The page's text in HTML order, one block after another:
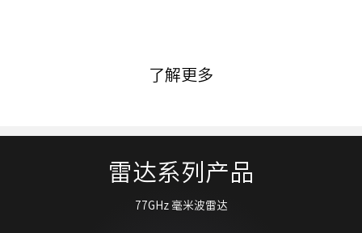
了解更多
雷达系列产品
77GHz 毫米波雷达